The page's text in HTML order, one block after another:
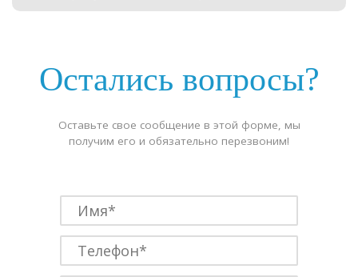
Остались вопросы?
Оставьте свое сообщение в этой форме, мы
получим его и обязательно перезвоним!